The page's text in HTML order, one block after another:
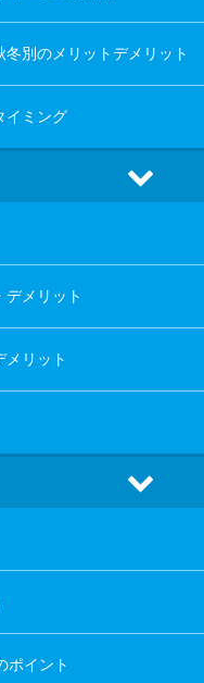
別のメリットデメリット
イミング
メリット
メリット
ポイント